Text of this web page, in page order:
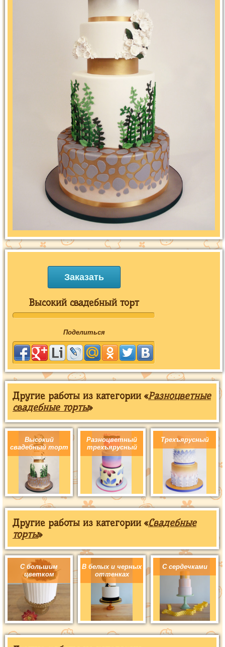
Заказать
Высокий свадебный торт
Поделиться
Другие работы из категории «Разноцветные
свадебные торты»
Высокий
свадебный торт
Разноцветный
трехъярусный
Трехъярусный
Другие работы из категории «Свадебные
торты»
С большим
цветком
В белых и черных
оттенках
С сердечками